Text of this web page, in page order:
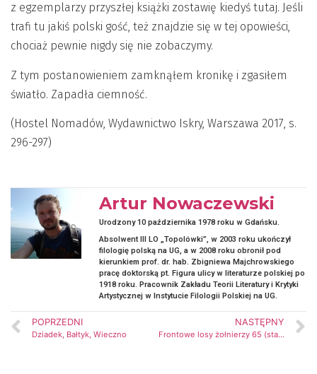
z egzemplarzy przyszłej książki zostawię kiedyś tutaj. Jeśli
trafi tu jakiś polski gość, też znajdzie się w tej opowieści,
chociaż pewnie nigdy się nie zobaczymy.
Z tym postanowieniem zamknąłem kronikę i zgasiłem
światło. Zapadła ciemność.
(Hostel Nomadów, Wydawnictwo Iskry, Warszawa 2017, s.
296-297)
Artur Nowaczewski
Urodzony 10 października 1978 roku w Gdańsku.
Absolwent III LO „Topolówki”, w 2003 roku ukończył
filologię polską na UG, a w 2008 roku obronił pod
kierunkiem prof. dr. hab. Zbigniewa Majchrowskiego
pracę doktorską pt. Figura ulicy w literaturze polskiej po
1918 roku. Pracownik Zakładu Teorii Literatury i Krytyki
Artystycznej w Instytucie Filologii Polskiej na UG.
POPRZEDNI
Dziadek, Bałtyk, Wieczno
NASTĘPNY
Frontowe losy żołnierzy 65 (starogardzkiego) i 66 (kaszubskiego) pułku piechoty a wizje literackie wojny 1920 roku w prozie dwudziestolecia międzywojennego